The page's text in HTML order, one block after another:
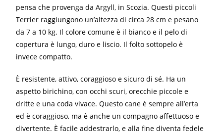
pensa che provenga da Argyll, in Scozia. Questi piccoli
Terrier raggiungono un’altezza di circa 28 cm e pesano
da 7 a 10 kg. Il colore comune è il bianco e il pelo di
copertura è lungo, duro e liscio. Il folto sottopelo è
invece compatto.
È resistente, attivo, coraggioso e sicuro di sé. Ha un
aspetto birichino, con occhi scuri, orecchie piccole e
dritte e una coda vivace. Questo cane è sempre all’erta
ed è coraggioso, ma è anche un compagno affettuoso e
divertente. È facile addestrarlo, e alla fine diventa fedele